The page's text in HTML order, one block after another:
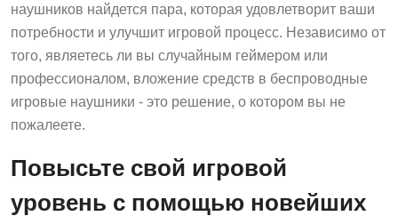
наушников найдется пара, которая удовлетворит ваши
потребности и улучшит игровой процесс. Независимо от
того, являетесь ли вы случайным геймером или
профессионалом, вложение средств в беспроводные
игровые наушники - это решение, о котором вы не
пожалеете.
Повысьте свой игровой
уровень с помощью новейших